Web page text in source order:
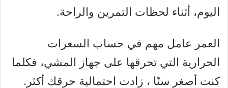
اليوم، أثناء لحظات التمرين والراحة.
العمر عامل مهم في حساب السعرات
الحرارية التي تحرقها على جهاز المشي، فكلما
كنت أصغر سنًا ، زادت احتمالية حرقك أكثر.